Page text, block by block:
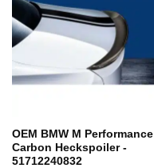
OEM BMW M Performance
Carbon Heckspoiler -
51712240832